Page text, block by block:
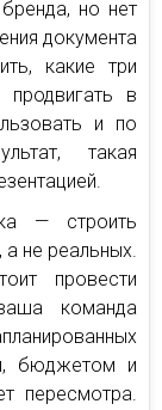
но нет
документа
какие три
в
и по
такая
— строить
не реальных.
провести
команда
бюджетом и
пересмотра.